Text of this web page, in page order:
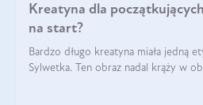
Kreatyna dla
na start?
Bardzo długo kreatyna miała jedną
Sylwetka. Ten obraz nadal krąży w